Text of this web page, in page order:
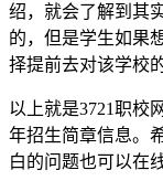
绍，就会了解到其
的，但是学生如果
择提前去对该学校
以上就是3721职校
年招生简章信息。
白的问题也可以在